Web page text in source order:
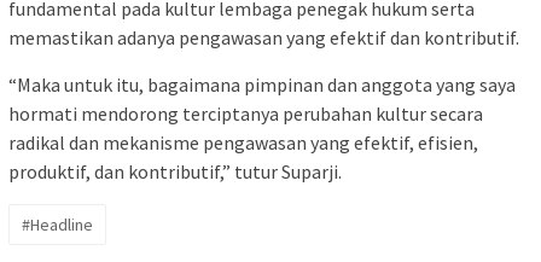
fundamental pada kultur lembaga penegak hukum serta
memastikan adanya pengawasan yang efektif dan kontributif.
“Maka untuk itu, bagaimana pimpinan dan anggota yang saya
hormati mendorong terciptanya perubahan kultur secara
radikal dan mekanisme pengawasan yang efektif, efisien,
produktif, dan kontributif,” tutur Suparji.
#Headline